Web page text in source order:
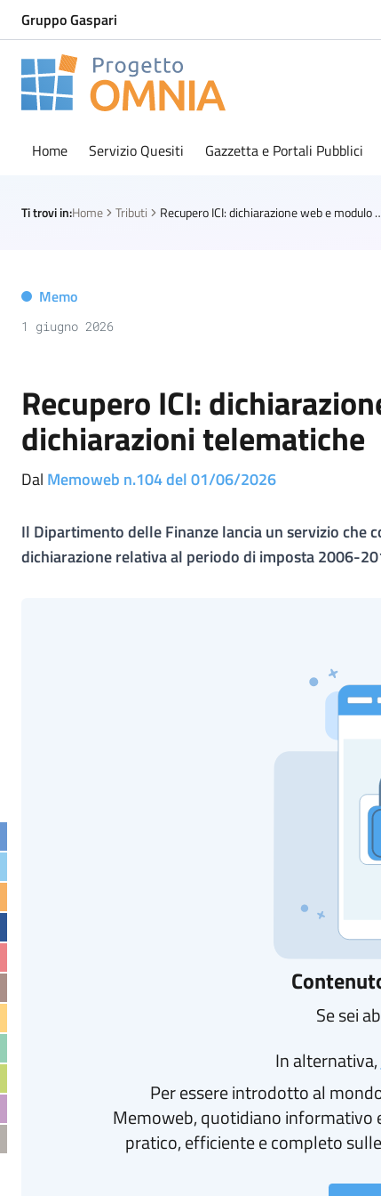
Gruppo Gaspari
Progetto Omnia
Home Servizio Quesiti Gazzetta e Portali Pubblici
Ti trovi in:Home Tributi Recupero ICI: dichiarazione
Memo
1 giugno 2026
Recupero ICI:
dichiarazioni telematiche
Dal Memoweb n.104 del 01/06/2026
Il Dipartimento delle Finanze lancia un servizio
dichiarazione relativa al periodo di imposta 2006-
Se sei
In alternativa,
Per essere introdotto al
Memoweb, quotidiano informativo
pratico, efficiente e completo